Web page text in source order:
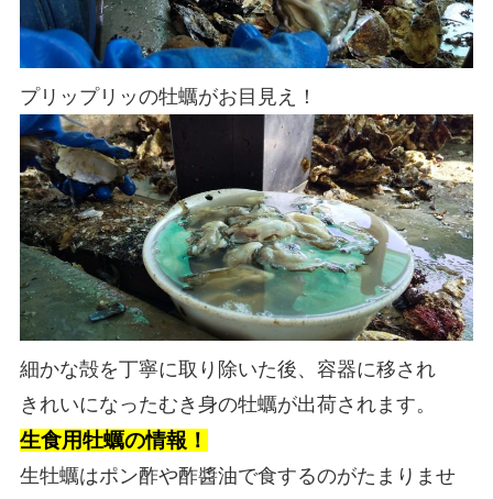
プリップリッの牡蠣がお目見え！
細かな殻を丁寧に取り除いた後、容器に移され
きれいになったむき身の牡蠣が出荷されます。
生食用牡蠣の情報！
生牡蠣はポン酢や酢醬油で食するのがたまりませ